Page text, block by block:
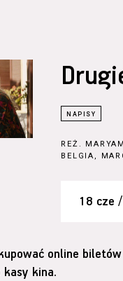
REŻ.
BELGIA,
18 cze
online
kasy kina.